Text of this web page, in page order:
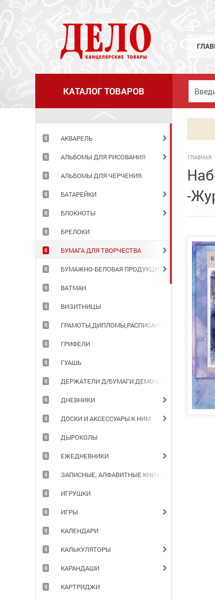
КАТАЛОГ ТОВАРОВ
АКВАРЕЛЬ
АЛЬБОМЫ ДЛЯ РИСОВАНИЯ
АЛЬБОМЫ ДЛЯ ЧЕРЧЕНИЯ
БАТАРЕЙКИ
БЛОКНОТЫ
БРЕЛОКИ
БУМАГА ДЛЯ ТВОРЧЕСТВА
БУМАЖНО-БЕЛОВАЯ ПРОДУКЦИЯ ДЛЯ ОФИСА
ВАТМАН
ВИЗИТНИЦЫ
ГРАМОТЫ,ДИПЛОМЫ,РАСПИСАНИЯ УРОКОВ
ГРИФЕЛИ
ГУАШЬ
ДЕРЖАТЕЛИ Д/БУМАГИ.ДЕМО-СИСТЕМЫ
ДНЕВНИКИ
ДОСКИ И АКСЕССУАРЫ К НИМ
ДЫРОКОЛЫ
ЕЖЕДНЕВНИКИ
ЗАПИСНЫЕ, АЛФАВИТНЫЕ КНИЖКИ
ИГРУШКИ
ИГРЫ
КАЛЕНДАРИ
КАЛЬКУЛЯТОРЫ
КАРАНДАШИ
КАРТРИДЖИ
ГЛАВНАЯ
-